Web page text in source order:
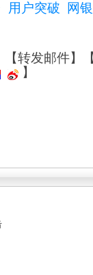
用户突破
网银
【转发邮件】
】